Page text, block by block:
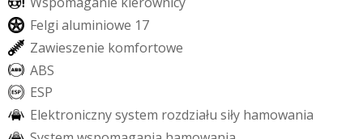
Felgi aluminiowe 17
Zawieszenie komfortowe
ABS
ESP
Elektronicznysystem rozdziału siły hamowania